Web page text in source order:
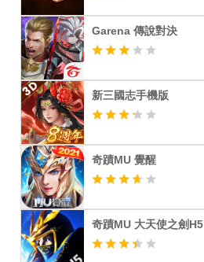
Garena 傳說對決
新三國志手機版
奇蹟MU 覺醒
奇蹟MU 大天使之劍H5